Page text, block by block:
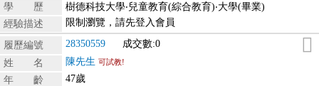
學 歷
樹德科技大學‧兒童教育(綜合教育)‧大學(畢業)
經驗描述
限制瀏覽，請先登入會員
履歷編號 28350559
成交數:0
姓 名
陳先生 可試教!
年 齡
47歲